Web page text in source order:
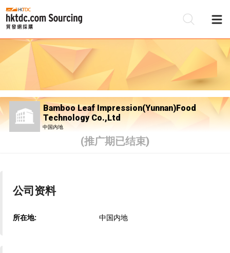
Bamboo Leaf Impression(Yunnan)Food
Technology Co.,Ltd
中国内地
(推广期已结束)
公司资料
所在地: 中国内地